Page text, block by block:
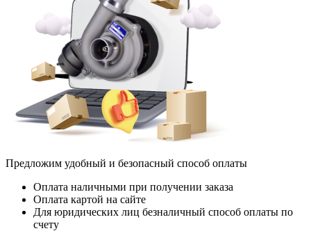
Предложим удобный и безопасный способ оплаты
Оплата наличными при получении заказа
Оплата картой на сайте
Для юридических лиц безналичный способ оплаты по
счету